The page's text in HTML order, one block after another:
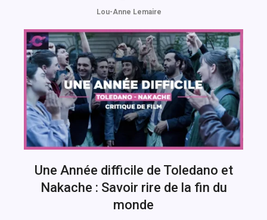
Lou-Anne Lemaire
Une Année difficile de Toledano et
Nakache : Savoir rire de la fin du
monde